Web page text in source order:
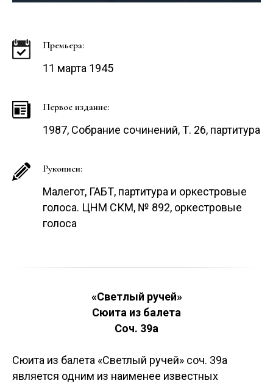
Премьера:
11 марта 1945
Первое издание:
1987, Собрание сочинений, Т. 26, партитура
Рукописи:
Малегот, ГАБТ, партитура и оркестровые
голоса. ЦНМ СКМ, № 892, оркестровые
голоса
«Светлый ручей»
Сюита из балета
Соч. 39а
Сюита из балета «Светлый ручей» соч. 39а
является одним из наименее известных